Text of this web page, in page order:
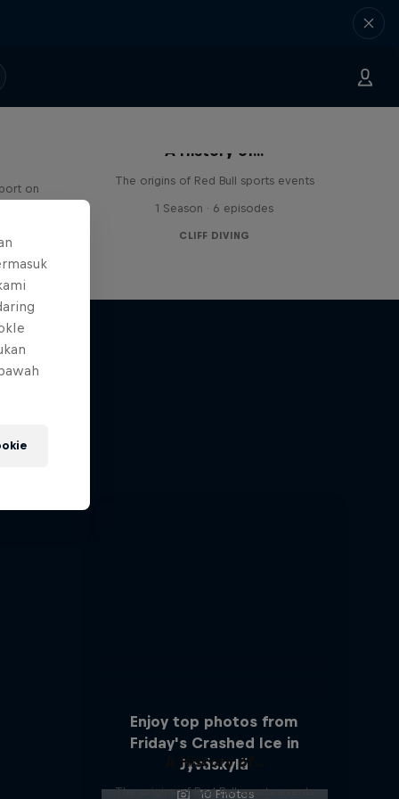
on
A History of...
The origins of Red Bull sports events
1 Season · 6 episodes
CLIFF DIVING
Enjoy top photos from
Friday's Crashed Ice in
Jyväskylä
10 Photos
A History of...
The origins of Red Bull sports events